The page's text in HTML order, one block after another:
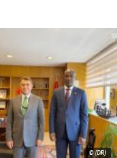
© (DR)